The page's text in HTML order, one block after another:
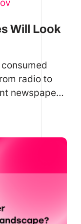
Will Look
radio to
newspapers